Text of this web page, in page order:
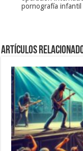
pornografía infantil
Artículos